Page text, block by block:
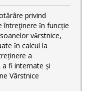
privind
întreţinere ȋn funcție
vȃrstnice,
ȋn calcul la
a
fi internate și
Vârstnice